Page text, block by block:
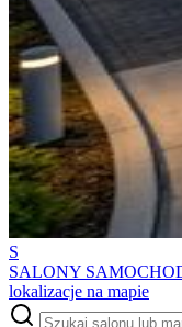
S
SALONY
lokalizacje na mapie